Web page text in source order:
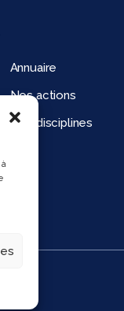
Annuaire
Nos actions
Nos disciplines